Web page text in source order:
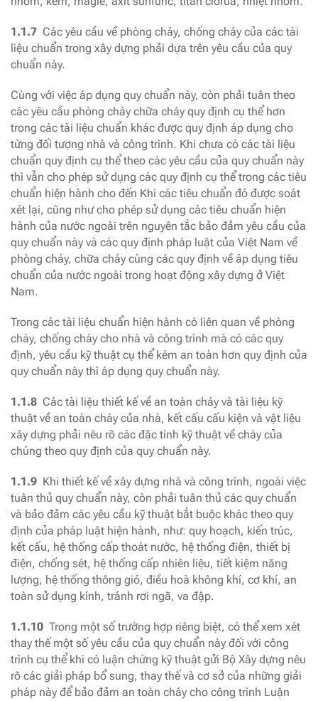
1.1.7 Các yêu cầu về phòng cháy, chống cháy của các tài
liệu chuẩn trong xây dựng phải dựa trên yêu cầu của quy
chuẩn này.
Cùng với việc áp dụng quy chuẩn này, còn phải tuân theo
các yêu cầu phòng cháy chữa cháy quy định cụ thể hơn
trong các tài liệu chuẩn khác được quy định áp dụng cho
từng đối tượng nhà và công trình. Khi chưa có các tài liệu
chuẩn quy định cụ thể theo các yêu cầu của quy chuẩn này
thì vẫn cho phép sử dụng các quy định cụ thể trong các tiêu
chuẩn hiện hành cho đến Khi các tiêu chuẩn đó được soát
xét lại, cũng như cho phép sử dụng các tiêu chuẩn hiện
hành của nước ngoài trên nguyên tắc bảo đảm yêu cầu của
quy chuẩn này và các quy định pháp luật của Việt Nam về
phòng cháy, chữa cháy cùng các quy định về áp dụng tiêu
chuẩn của nước ngoài trong hoạt động xây dựng ở Việt
Nam.
Trong các tài liệu chuẩn hiện hành có liên quan về phòng
cháy, chống cháy cho nhà và công trình mà có các quy
định, yêu cầu kỹ thuật cụ thể kém an toàn hơn quy định của
quy chuẩn này thì áp dụng quy chuẩn này.
1.1.8 Các tài liệu thiết kế về an toàn cháy và tài liệu kỹ
thuật về an toàn cháy của nhà, kết cấu cấu kiện và vật liệu
xây dựng phải nêu rõ các đặc tính kỹ thuật về cháy của
chúng theo quy định của quy chuẩn này.
1.1.9 Khi thiết kế về xây dựng nhà và công trình, ngoài việc
tuân thủ quy chuẩn này, còn phải tuân thủ các quy chuẩn
và bảo đảm các yêu cầu kỹ thuật bắt buộc khác theo quy
định của pháp luật hiện hành, như: quy hoạch, kiến trúc,
kết cấu, hệ thống cấp thoát nước, hệ thống điện, thiết bị
điện, chống sét, hệ thống cấp nhiên liệu, tiết kiệm năng
lượng, hệ thống thông gió, điều hoà không khí, cơ khí, an
toàn sử dụng kính, tránh rơi ngã, va đập.
1.1.10 Trong một số trường hợp riêng biệt, có thể xem xét
thay thế một số yêu cầu của quy chuẩn này đối với công
trình cụ thể khi có luận chứng kỹ thuật gửi Bộ Xây dựng nêu
rõ các giải pháp bổ sung, thay thế và cơ sở của những giải
pháp này để bảo đảm an toàn cháy cho công trình Luận